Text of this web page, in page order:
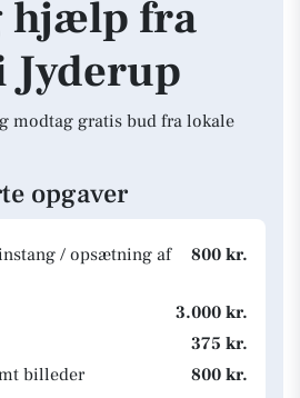
hjælp fra
modtag gratis bud fra lokale
opgaver
/ opsætning af
800 kr.
3.000 kr.
375 kr.
billeder
800 kr.